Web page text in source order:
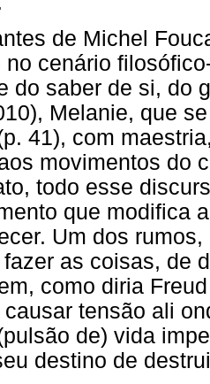
de Michel
no cenário
do saber de si, do
Melanie, que
41), com
movimentos do
todo esse
que modifica
Um dos
as coisas, de
como diria
causar tensão ali
de) vida
destino de